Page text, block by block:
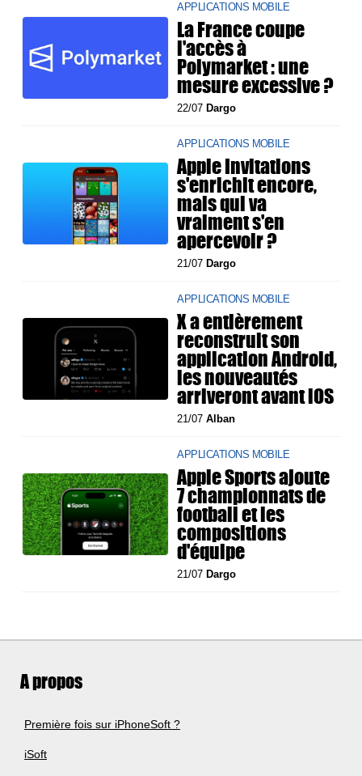
APPLICATIONS MOBILE
La France coupe
l'accès à
Polymarket : une
mesure excessive ?
22/07 Dargo
APPLICATIONS MOBILE
Apple Invitations
s'enrichit encore,
mais qui va
vraiment s'en
apercevoir ?
21/07 Dargo
APPLICATIONS MOBILE
X a entièrement
reconstruit son
application Android,
les nouveautés
arriveront avant iOS
21/07Alban
APPLICATIONS MOBILE
Apple Sports ajoute
7 championnats de
football et les
compositions
d'équipe
21/07 Dargo
A propos
Première fois sur iPhoneSoft ?
iSoft